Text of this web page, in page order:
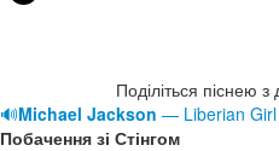
Поділіться піснею
🔊Michael Jackson — Liberian Girl
Побачення зі Стінгом